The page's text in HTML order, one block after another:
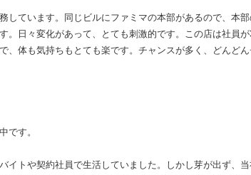
しています。同じビルにファミマの本部があるので、本
。日々変化があって、とても刺激的です。この店は社員
、体も気持ちもとても楽です。チャンスが多く、どんど
です。
イトや契約社員で生活していました。しかし芽が出ず、